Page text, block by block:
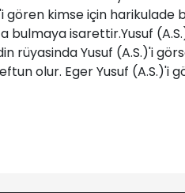
kimse için harikulade
bulmaya isarettir.Yusuf
rüyasinda Yusuf (A.S.)'i
olur. Eger Yusuf (A.S.)'i